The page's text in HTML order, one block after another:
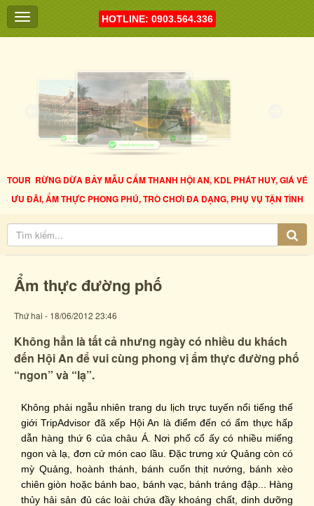
HOTLINE: 0903.564.336
TOUR RỪNG DỪA BẢY MẪU CẨM THANH HỘI AN, KDL PHÁT HUY, GIÁ VÉ
ƯU ĐÃI, ẨM THỰC PHONG PHÚ, TRÒ CHƠI ĐA DẠNG, PHỤ VỤ TẬN TÌNH
Ẩm thực đường phố
Thứ hai - 18/06/2012 23:46
Không hẳn là tất cả nhưng ngày có nhiều du khách
đến Hội An để vui cùng phong vị ẩm thực đường phố
“ngon” và “lạ”.
Không phải ngẫu nhiên trang du lịch trực tuyến nổi tiếng thế
giới TripAdvisor đã xếp Hội An là điểm đến có ẩm thực hấp
dẫn hàng thứ 6 của châu Á. Nơi phố cổ ấy có nhiều miếng
ngon và lạ, đơn cử món cao lầu. Đặc trưng xứ Quảng còn có
mỳ Quảng, hoành thánh, bánh cuốn thịt nướng, bánh xèo
chiên giòn hoặc bánh bao, bánh vạc, bánh tráng đập... Hàng
thủy hải sản đủ các loài chứa đầy khoáng chất, dinh dưỡng